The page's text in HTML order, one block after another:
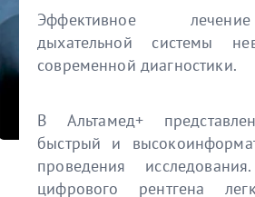
Эффективное
дыхательной системы
современной диагностики.
В Альтамед+
быстрый и
проведения
цифрового рентгена